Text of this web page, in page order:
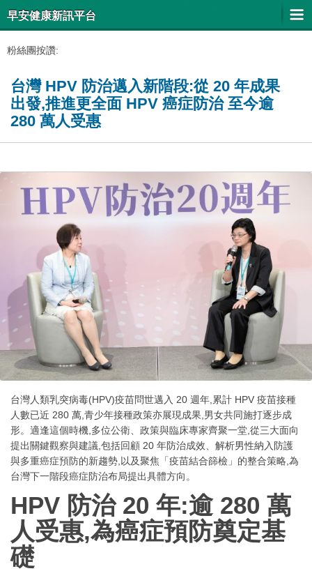
早安健康新訊平台
粉絲團按讚:
台灣 HPV 防治邁入新階段:從 20 年成果
出發,推進更全面 HPV 癌症防治 至今逾
280 萬人受惠
台灣人類乳突病毒(HPV)疫苗問世邁入 20 週年,累計 HPV 疫苗接種
人數已近 280 萬,青少年接種政策亦展現成果,男女共同施打逐步成
形。適逢這個時機,多位公衛、政策與臨床專家齊聚一堂,從三大面向
提出關鍵觀察與建議,包括回顧 20 年防治成效、解析男性納入防護
與多重癌症預防的新趨勢,以及聚焦「疫苗結合篩檢」的整合策略,為
台灣下一階段癌症防治布局提出具體方向。
HPV 防治 20 年:逾 280 萬
人受惠,為癌症預防奠定基
礎